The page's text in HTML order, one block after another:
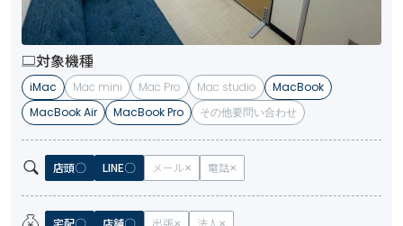
対象機種
iMac Mac mini Mac Pro Mac studio
MacBook
MacBook Air
MacBook Pro その他要問い合わせ
店頭 LINE メール 電話